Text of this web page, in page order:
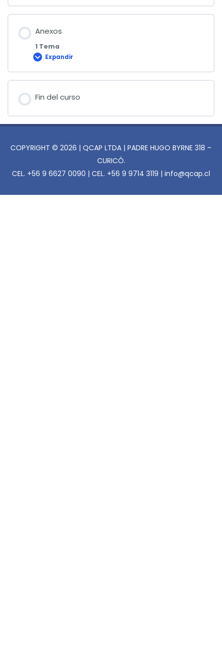
Transmitancia
Térmica
Anexos
1 Tema
Expandir
Anexos
Fin del curso
COPYRIGHT © 2026 | QCAP LTDA | PADRE HUGO BYRNE 318 –
CURICÓ.
CEL. +56 9 6627 0090 | CEL. +56 9 9714 3119 | info@qcap.cl